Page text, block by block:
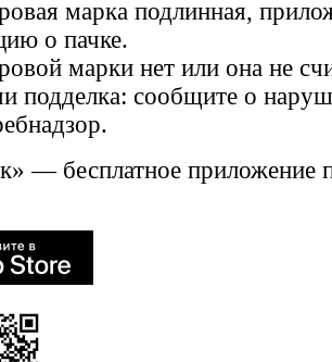
марка подлинная,
о пачке.
марки нет или она не
подделка: сообщите о
— бесплатное приложение